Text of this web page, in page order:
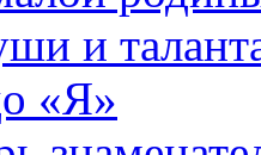
и
«Я»